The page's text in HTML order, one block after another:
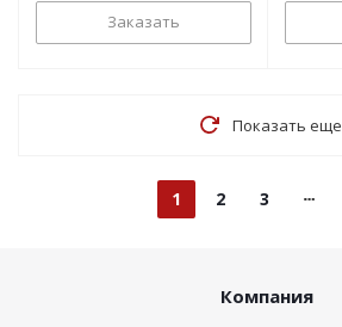
Заказать
Показать еще
1 2 3
Компания